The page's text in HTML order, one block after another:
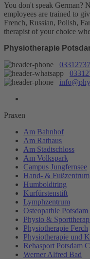
You don't speak German?
employees are trained to
French, Russian, Polish,
therapist of your choice
Physiotherapie
Praxen
Am Bahnhof
Am Rathaus
Am Stadtschloss
Am Volkspark
Campus Jungfernsee
Hand- & Fußzentrum
Humboldtring
Kurfürstenstift
Lymphzentrum
Osteopathie
Physio &
Physiotherapie Ferch
Physiotherapie und
Rehasport Potsdam
Werner Alfred Bad